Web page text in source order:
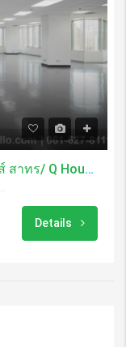
เช่าสำนักงาน 105 ตรม อาคารคิวเฮ้าส์ สาทร/ Q House Sathorn
Details